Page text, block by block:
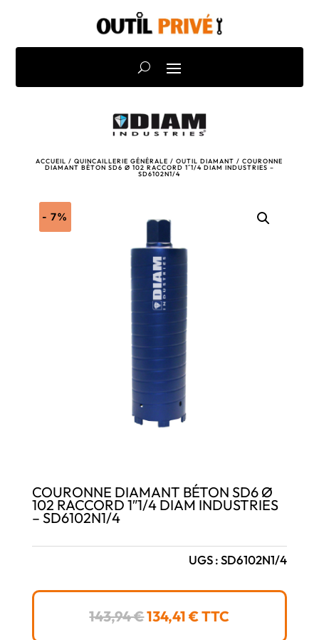
ACCUEIL /QUINCAILLERIE GÉNÉRALE /OUTIL DIAMANT / COURONNE
DIAMANT BÉTON SD6 Ø 102 RACCORD 1″1/4 DIAM INDUSTRIES –
SD6102N1/4
- 7%
COURONNE DIAMANT BÉTON SD6 Ø
102 RACCORD 1″1/4 DIAM INDUSTRIES
– SD6102N1/4
UGS :SD6102N1/4
143,94€LE
134,41€LE
TTC